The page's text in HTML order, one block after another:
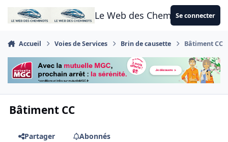
Aller au contenu
Le Web des CheminotsSe connecter
Accueil Voies de Services Brin de causette Bâtiment CC
Bâtiment CC
Partager
Abonnés